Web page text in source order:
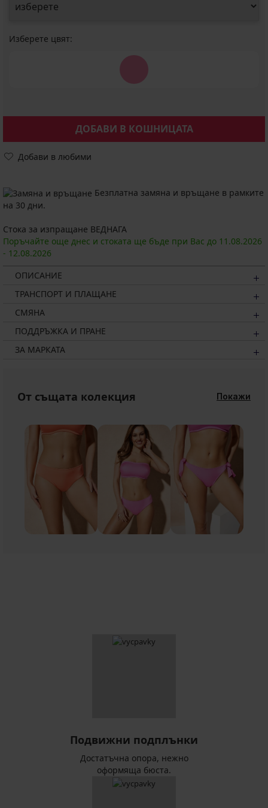
Изберете цвят:
ДОБАВИ В КОШНИЦАТА
Добави в любими
Безплатна замяна и връщане в рамките
на 30 дни.
Стока за изпращане ВЕДНАГА
Поръчайте още днес и стоката ще бъде при Вас до 11.08.2026
- 12.08.2026
ОПИСАНИЕ
ТРАНСПОРТ И ПЛАЩАНЕ
СМЯНА
ПОДДРЪЖКА И ПРАНЕ
ЗА МАРКАТА
От същата колекция Покажи
Подвижни подплънки
Достатъчна опора, нежно
оформяща бюста.